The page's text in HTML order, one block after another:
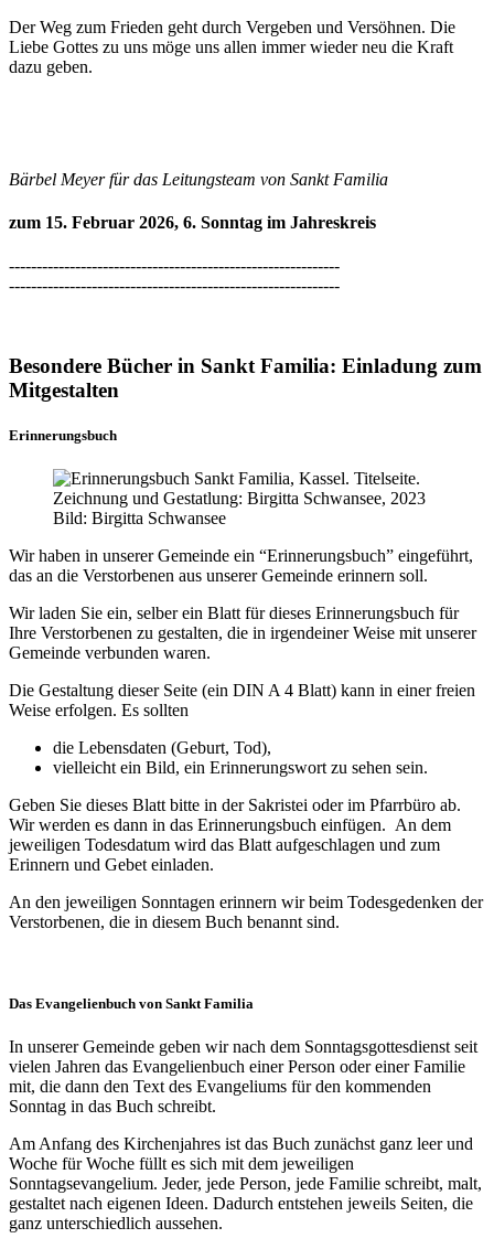
Der Weg zum Frieden geht durch Vergeben und Versöhnen. Die
Liebe Gottes zu uns möge uns allen immer wieder neu die Kraft
dazu geben.
Bärbel Meyer für das Leitungsteam von Sankt Familia
zum 15. Februar 2026, 6. Sonntag im Jahreskreis
------------------------------------------------------------
------------------------------------------------------------
Besondere Bücher in Sankt Familia: Einladung zum
Mitgestalten
Erinnerungsbuch
Bild: Birgitta Schwansee
Wir haben in unserer Gemeinde ein “Erinnerungsbuch” eingeführt,
das an die Verstorbenen aus unserer Gemeinde erinnern soll.
Wir laden Sie ein, selber ein Blatt für dieses Erinnerungsbuch für
Ihre Verstorbenen zu gestalten, die in irgendeiner Weise mit unserer
Gemeinde verbunden waren.
Die Gestaltung dieser Seite (ein DIN A 4 Blatt) kann in einer freien
Weise erfolgen. Es sollten
die Lebensdaten (Geburt, Tod),
vielleicht ein Bild, ein Erinnerungswort zu sehen sein.
Geben Sie dieses Blatt bitte in der Sakristei oder im Pfarrbüro ab.
Wir werden es dann in das Erinnerungsbuch einfügen. An dem
jeweiligen Todesdatum wird das Blatt aufgeschlagen und zum
Erinnern und Gebet einladen.
An den jeweiligen Sonntagen erinnern wir beim Todesgedenken der
Verstorbenen, die in diesem Buch benannt sind.
Das Evangelienbuch von Sankt Familia
In unserer Gemeinde geben wir nach dem Sonntagsgottesdienst seit
vielen Jahren das Evangelienbuch einer Person oder einer Familie
mit, die dann den Text des Evangeliums für den kommenden
Sonntag in das Buch schreibt.
Am Anfang des Kirchenjahres ist das Buch zunächst ganz leer und
Woche für Woche füllt es sich mit dem jeweiligen
Sonntagsevangelium. Jeder, jede Person, jede Familie schreibt, malt,
gestaltet nach eigenen Ideen. Dadurch entstehen jeweils Seiten, die
ganz unterschiedlich aussehen.